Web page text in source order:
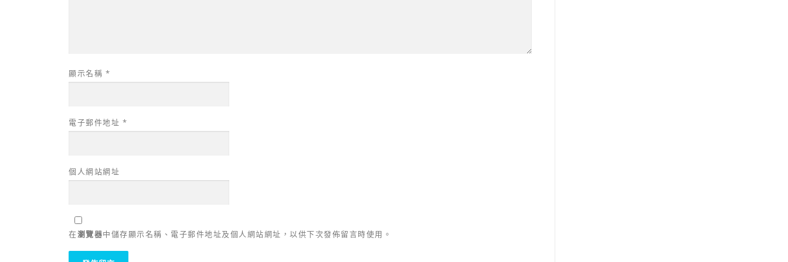
顯示名稱 *
電子郵件地址 *
個人網站網址
在瀏覽器中儲存顯示名稱、電子郵件地址及個人網站網址，以供下次發佈留言時使用。